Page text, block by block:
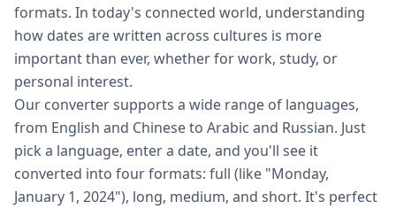
formats. In today's connected world, understanding
how dates are written across cultures is more
important than ever, whether for work, study, or
personal interest.
Our converter supports a wide range of languages,
from English and Chinese to Arabic and Russian. Just
pick a language, enter a date, and you'll see it
converted into four formats: full (like "Monday,
January 1, 2024"), long, medium, and short. It's perfect